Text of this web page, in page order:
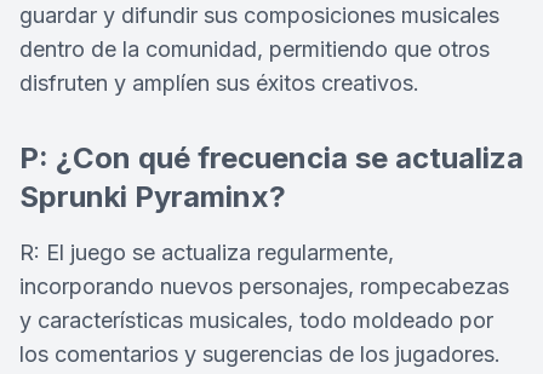
guardar y difundir sus composiciones musicales
dentro de la comunidad, permitiendo que otros
disfruten y amplíen sus éxitos creativos.
P: ¿Con qué frecuencia se actualiza
Sprunki Pyraminx?
R: El juego se actualiza regularmente,
incorporando nuevos personajes, rompecabezas
y características musicales, todo moldeado por
los comentarios y sugerencias de los jugadores.